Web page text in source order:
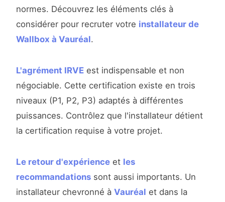
normes. Découvrez les éléments clés à
considérer pour recruter votre installateur de
Wallbox à Vauréal.
L'agrément IRVE est indispensable et non
négociable. Cette certification existe en trois
niveaux (P1, P2, P3) adaptés à différentes
puissances. Contrôlez que l'installateur détient
la certification requise à votre projet.
Le retour d'expérience et les
recommandations sont aussi importants. Un
installateur chevronné à Vauréal et dans la